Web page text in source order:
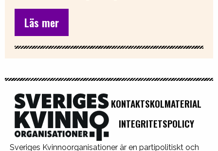
Läs mer
Sveriges Kvinnoorganisationer är en partipolitiskt och
KONTAKTSKOLMATERIAL
INTEGRITETSPOLICY